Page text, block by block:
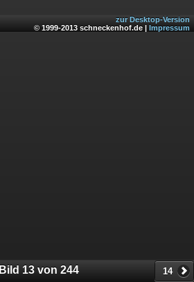
zur Desktop-Version
© 1999-2013 schneckenhof.de | Impressum
14
Bild 13 von 244